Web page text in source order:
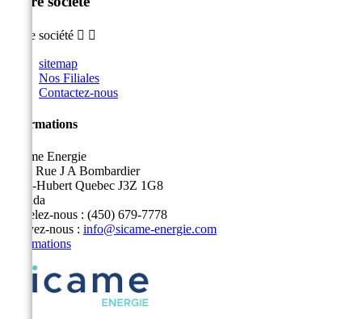
Notre société  
sitemap
Nos Filiales
Contactez-nous
Informations
Sicame Energie
5400 Rue J A Bombardier
Saint-Hubert Quebec J3Z 1G8
Canada
Appelez-nous : (450) 679-7778
Écrivez-nous : info@sicame-energie.com
Informations